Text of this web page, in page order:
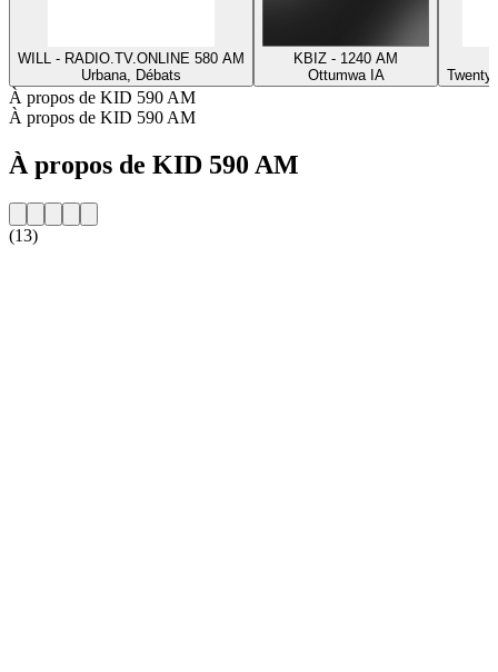
WILL - RADIO.TV.ONLINE 580 AM
Urbana, Débats
KBIZ - 1240 AM
Ottumwa IA
À propos de KID 590 AM
À propos de KID 590 AM
À propos de KID 590 AM
(13)